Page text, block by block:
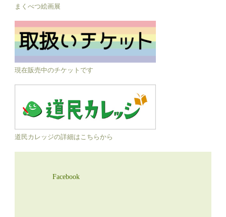
まくべつ絵画展
現在販売中のチケットです
道民カレッジの詳細はこちらから
Facebook